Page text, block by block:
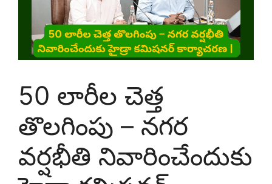
50 లారీల చెత్త
తొలగింపు – నగర
వర్షభీతి నివారించేందుకు